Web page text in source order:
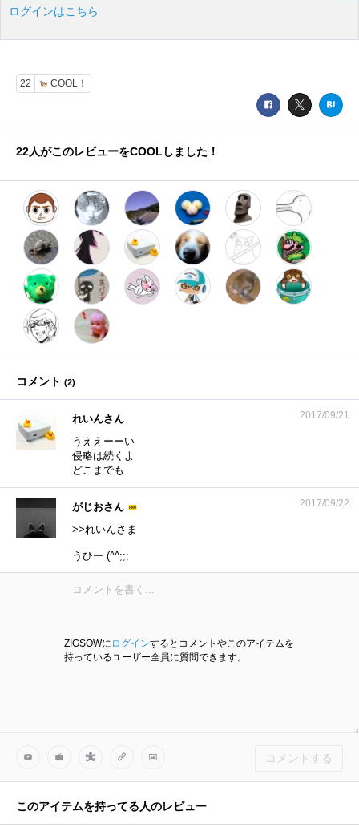
ログインはこちら
22 COOL！
22人がこのレビューをCOOLしました！
コメント (2)
れいんさん 2017/09/21
うええーーい
侵略は続くよ
どこまでも
がじおさん 2017/09/22
>>れいんさま
うひー (^^;;;
ZIGSOWに ログインするとコメントやこのアイテムを
持っているユーザー全員に質問できます。
コメントする
このアイテムを持ってる人のレビュー